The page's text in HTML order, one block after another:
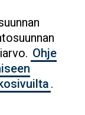
Ohje
.